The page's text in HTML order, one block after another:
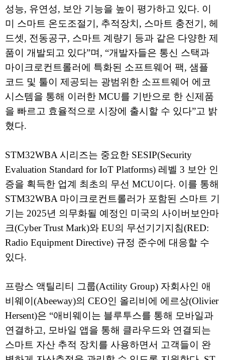
성능, 유연성, 보안 기능을 높이 평가하고 있다. 이
미 스마트 온도조절기, 추적장치, 스마트 충전기, 헤
드셋, 전동공구, 스마트 계량기 등과 같은 다양한 제
품이 개발되고 있다”며, “개발자들은 통신 스택과
마이크로컨트롤러에 특화된 소프트웨어 팩, 샘플
코드 및 툴이 제공되는 광범위한 소프트웨어 에코
시스템을 통해 이러한 MCU를 기반으로 한 신제품
을 빠르고 효율적으로 시장에 출시할 수 있다”고 밝
혔다.
STM32WBA 시리즈는 중요한 SESIP(Security
Evaluation Standard for IoT Platforms) 레벨 3 보안 인
증을 획득한 업계 최초의 무선 MCU이다. 이를 통해
STM32WBA 마이크로컨트롤러가 포함된 스마트 기
기는 2025년 의무화될 예정인 미국의 사이버보안마
크(Cyber Trust Mark)와 EU의 무선기기지침(RED:
Radio Equipment Directive) 규정 준수에 대응할 수
있다.
프랑스 액틸리티 그룹(Actility Group) 자회사인 애
비웨이(Abeeway)의 CEO인 올리비에 에르상(Olivier
Hersent)은 “애비웨이는 블루투스를 통해 모바일과
연결하고, 모바일 앱을 통해 클라우드와 연결되는
스마트 자산 추적 장치를 사용하면서 고객들이 완